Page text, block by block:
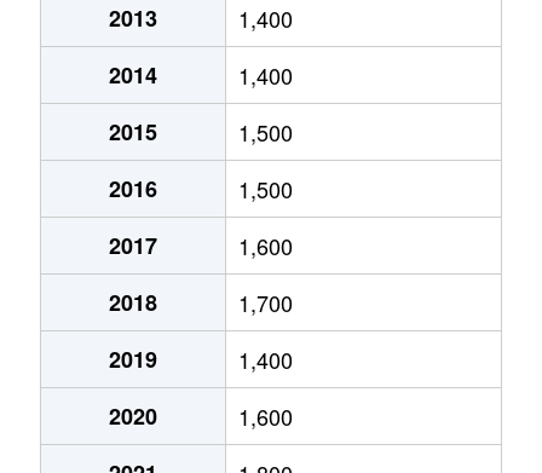
4,000万円
510万円
540万円
4,400万円
1,400万円
2,800万円
1,000万円
4,700万円
2013
1,400
2014
1,400
2015
1,500
2016
1,500
2017
1,600
2018
1,700
2019
1,400
2020
1,600